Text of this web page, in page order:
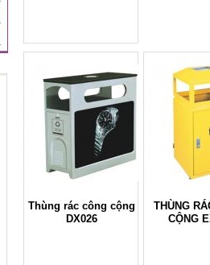
Thùng rác công cộng
DX026
THÙNG
CỘNG